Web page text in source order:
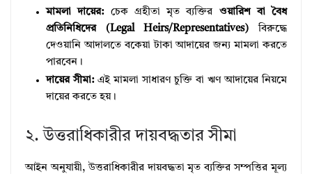
মামলা দায়ের:চেক গ্রহীতা মৃত ব্যক্তির ওয়ারিশ বা বৈধ
প্রতিনিধিদের (Legal Heirs/Representatives) বিরুদ্ধে
দেওয়ানি আদালতে বকেয়া টাকা আদায়ের জন্য মামলা করতে
পারবেন।
দায়ের সীমা:এই মামলা সাধারণ চুক্তি বা ঋণ আদায়ের নিয়মে
দায়ের করতে হয়।
২. উত্তরাধিকারীর দায়বদ্ধতার সীমা
আইন অনুযায়ী, উত্তরাধিকারীর দায়বদ্ধতা মৃত ব্যক্তির সম্পত্তির মূল্য